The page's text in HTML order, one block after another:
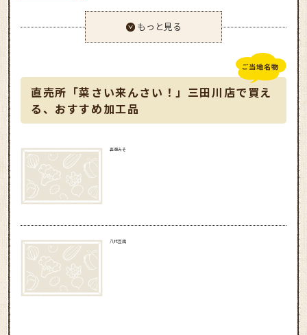
もっと見る
直売所「菜さい来んさい！」三田川店で買え
る、おすすめ加工品
高瀬みそ
八代豆腐